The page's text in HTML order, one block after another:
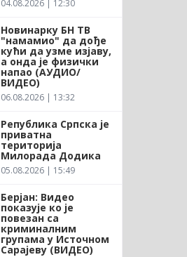
04.08.2026 | 12:30
Новинарку БН ТВ
"намамио" да дође
кући да узме изјаву,
а онда је физички
напао (АУДИО/
ВИДЕО)
06.08.2026 | 13:32
Република Српска је
приватна
територија
Милорада Додика
05.08.2026 | 15:49
Берјан: Видео
показује ко је
повезан са
криминалним
групама у Источном
Сарајеву (ВИДЕО)